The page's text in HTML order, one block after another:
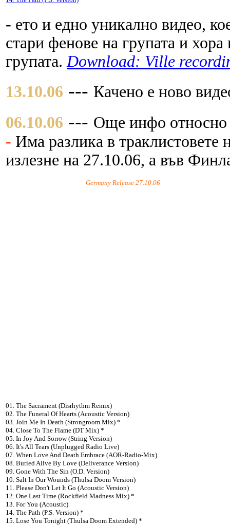
- ето и едно уникално видео,
стари фенове на групата и
групата. Download: Ville
13.10.06 --- Качено е ново
06.10.06 --- Още инфо относно
- Има разлика в
излезне на 27.10.06, а във
Germany Release 27.10.06
01. The Sacrament (Disrhythm Remix)
02. The Funeral Of Hearts (Acoustic Version)
03. Join Me In Death (Strongroom Mix) *
04. Close To The Flame (DT Mix) *
05. In Joy And Sorrow (String Version)
06. It's All Tears (Unplugged Radio Live)
07. When Love And Death Embrace (AOR-Radio-Mix)
08. Buried Alive By Love (Deliverance Version)
09. Gone With The Sin (O.D. Version)
10. Salt In Our Wounds (Thulsa Doom Version)
11. Please Don't Let It Go (Acoustic Version)
12. One Last Time (Rockfield Madness Mix) *
13. For You (Acoustic)
14. The Path (P.S. Version) *
15. Lose You Tonight (Thulsa Doom Extended) *